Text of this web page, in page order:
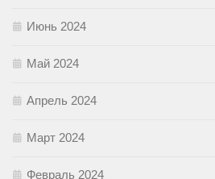
Июнь 2024
Май 2024
Апрель 2024
Март 2024
Февраль 2024